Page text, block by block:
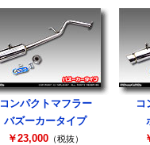
コンパクトマフラー
バズーカータイプ
￥23,000 （税抜）
コ